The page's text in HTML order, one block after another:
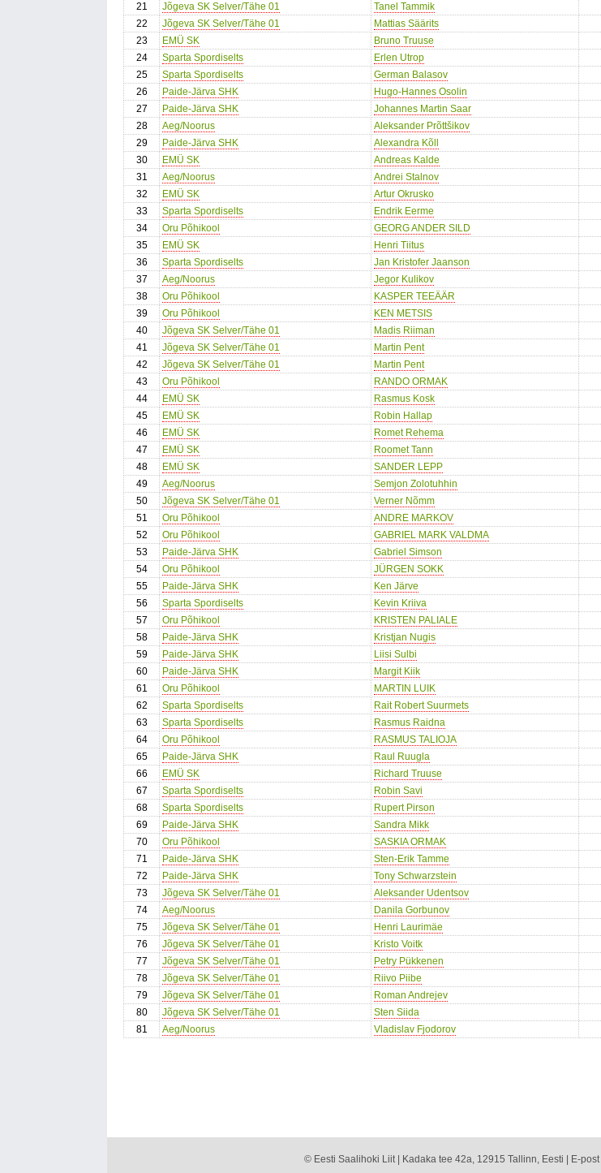
21
Jõgeva SK Selver/Tähe 01 Tanel Tammik
22
Jõgeva SK Selver/Tähe 01 Mattias Säärits
23
EMÜ SK Bruno Truuse
24
Sparta Spordiselts Erlen Utrop
25
Sparta Spordiselts German Balasov
26
Paide-Järva SHK Hugo-Hannes Osolin
27
Paide-Järva SHK Johannes Martin Saar
28
Aeg/Noorus Aleksander Prõttšikov
29
Paide-Järva SHK Alexandra Kõll
30
EMÜ SK Andreas Kalde
31
Aeg/Noorus Andrei Stalnov
32
EMÜ SK Artur Okrusko
33
Sparta Spordiselts Endrik Eerme
34
Oru Põhikool GEORG ANDER SILD
35
EMÜ SK Henri Tiitus
36
Sparta Spordiselts Jan Kristofer Jaanson
37
Aeg/Noorus Jegor Kulikov
38
Oru Põhikool KASPER TEEÄÄR
39
Oru Põhikool KEN METSIS
40
Jõgeva SK Selver/Tähe 01 Madis Riiman
41
Jõgeva SK Selver/Tähe 01 Martin Pent
42
Jõgeva SK Selver/Tähe 01 Martin Pent
43
Oru Põhikool RANDO ORMAK
44
EMÜ SK Rasmus Kosk
45
EMÜ SK Robin Hallap
46
EMÜ SK Romet Rehema
47
EMÜ SK Roomet Tann
48
EMÜ SK SANDER LEPP
49
Aeg/Noorus Semjon Zolotuhhin
50
Jõgeva SK Selver/Tähe 01 Verner Nõmm
51
Oru Põhikool ANDRE MARKOV
52
Oru Põhikool GABRIEL MARK VALDMA
53
Paide-Järva SHK Gabriel Simson
54
Oru Põhikool JÜRGEN SOKK
55
Paide-Järva SHK Ken Järve
56
Sparta Spordiselts Kevin Kriiva
57
Oru Põhikool KRISTEN PALIALE
58
Paide-Järva SHK Kristjan Nugis
59
Paide-Järva SHK Liisi Sulbi
60
Paide-Järva SHK Margit Kiik
61
Oru Põhikool MARTIN LUIK
62
Sparta Spordiselts Rait Robert Suurmets
63
Sparta Spordiselts Rasmus Raidna
64
Oru Põhikool RASMUS TALIOJA
65
Paide-Järva SHK Raul Ruugla
66
EMÜ SK Richard Truuse
67
Sparta Spordiselts Robin Savi
68
Sparta Spordiselts Rupert Pirson
69
Paide-Järva SHK Sandra Mikk
70
Oru Põhikool SASKIA ORMAK
71
Paide-Järva SHK Sten-Erik Tamme
72
Paide-Järva SHK Tony Schwarzstein
73
Jõgeva SK Selver/Tähe 01 Aleksander Udentsov
74
Aeg/Noorus Danila Gorbunov
75
Jõgeva SK Selver/Tähe 01 Henri Laurimäe
76
Jõgeva SK Selver/Tähe 01 Kristo Voitk
77
Jõgeva SK Selver/Tähe 01 Petry Pükkenen
78
Jõgeva SK Selver/Tähe 01 Riivo Piibe
79
Jõgeva SK Selver/Tähe 01 Roman Andrejev
80
Jõgeva SK Selver/Tähe 01 Sten Siida
81
Aeg/Noorus Vladislav Fjodorov
© Eesti Saalihoki Liit | Kadaka tee 42a, 12915 Tallinn, Eesti | E-post